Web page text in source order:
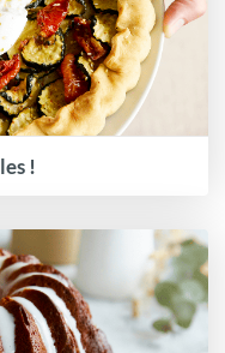
!